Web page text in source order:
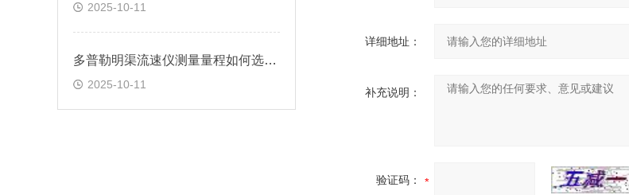
2025-10-11
多普勒明渠流速仪测量量程如何选择？
2025-10-11
详细地址：
补充说明：
验证码：